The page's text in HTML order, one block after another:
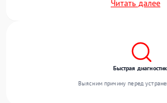
беремся за задачи любой сложности иЧитать далее
Быстрая
Выясним причину перед